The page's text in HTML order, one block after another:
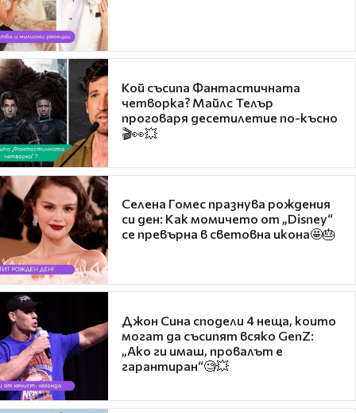
Кой съсипа Фантастичната
четворка? Майлс Телър
проговаря десетилетие по-късно
🎬👀💥
Селена Гомес празнува рождения
си ден: Как момичето от „Disney“
се превърна в световна икона🤩🎂
Джон Сина сподели 4 неща, които
могат да съсипят всяко GenZ:
„Ако ги имаш, провалът е
гарантиран“🧐💥